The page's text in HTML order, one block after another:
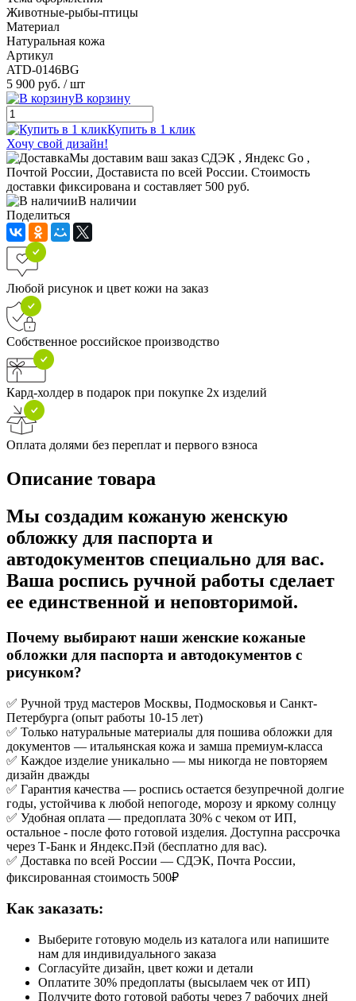
Животные-рыбы-птицы
Материал
Натуральная кожа
Артикул
ATD-0146BG
5 900 руб. / шт
В корзину
Купить в 1 клик
Хочу свой дизайн!
Мы доставим ваш заказ СДЭК , Яндекс Go ,
Почтой России, Достависта по всей России. Стоимость
доставки фиксирована и составляет 500 руб.
В наличии
Поделиться
Любой рисунок и цвет кожи на заказ
Собственное российское производство
Кард-холдер в подарок при покупке 2х изделий
Оплата долями без переплат и первого взноса
Описание товара
Мы создадим кожаную женскую
обложку для паспорта и
автодокументов специально для вас.
Ваша роспись ручной работы сделает
ее единственной и неповторимой.
Почему выбирают наши женские кожаные
обложки для паспорта и автодокументов с
рисунком?
✅ Ручной труд мастеров Москвы, Подмосковья и Санкт-
Петербурга (опыт работы 10-15 лет)
✅ Только натуральные материалы для пошива обложки для
документов — итальянская кожа и замша премиум-класса
✅ Каждое изделие уникально — мы никогда не повторяем
дизайн дважды
✅ Гарантия качества — роспись остается безупречной долгие
годы, устойчива к любой непогоде, морозу и яркому солнцу
✅ Удобная оплата — предоплата 30% с чеком от ИП,
остальное - после фото готовой изделия. Доступна рассрочка
через Т-Банк и Яндекс.Пэй (бесплатно для вас).
✅ Доставка по всей России — СДЭК, Почта России,
фиксированная стоимость 500₽
Как заказать:
Выберите готовую модель из каталога или напишите
нам для индивидуального заказа
Согласуйте дизайн, цвет кожи и детали
Оплатите 30% предоплаты (высылаем чек от ИП)
Получите фото готовой работы через 7 рабочих дней